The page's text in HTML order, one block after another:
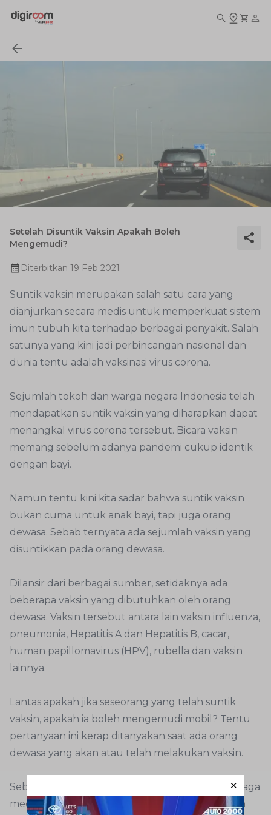
Setelah Disuntik Vaksin Apakah Boleh
Mengemudi?
Diterbitkan 19 Feb 2021
Suntik vaksin merupakan salah satu cara yang
dianjurkan secara medis untuk memperkuat sistem
imun tubuh kita terhadap berbagai penyakit. Salah
satunya yang kini jadi perbincangan nasional dan
dunia tentu adalah vaksinasi virus corona.
Sejumlah tokoh dan warga negara Indonesia telah
mendapatkan suntik vaksin yang diharapkan dapat
menangkal virus corona tersebut. Bicara vaksin
memang sebelum adanya pandemi cukup identik
dengan bayi.
Namun tentu kini kita sadar bahwa suntik vaksin
bukan cuma untuk anak bayi, tapi juga orang
dewasa. Sebab ternyata ada sejumlah vaksin yang
disuntikkan pada orang dewasa.
Dilansir dari berbagai sumber, setidaknya ada
beberapa vaksin yang dibutuhkan oleh orang
dewasa. Vaksin tersebut antara lain vaksin influenza,
pneumonia, Hepatitis A dan Hepatitis B, cacar,
human papillomavirus (HPV), rubella dan vaksin
lainnya.
Lantas apakah jika seseorang yang telah suntik
vaksin, apakah ia boleh mengemudi mobil? Tentu
pertanyaan ini kerap ditanyakan saat ada orang
dewasa yang akan atau telah melakukan vaksin.
Sebab vaksinasi sendiri harus dilakukan oleh tenaga
medis, biasanya suntik vaksin dilakukan di rumah